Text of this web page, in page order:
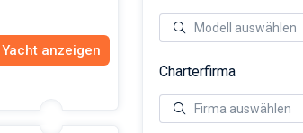
Yacht anzeigen
Charterfirma